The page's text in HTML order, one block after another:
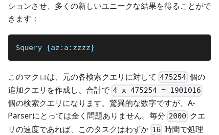
ションさせ、多くの新しいユニークな結果を得ることがで
きます：
$query {az:a:zzzz}
このマクロは、元の各検索クエリに対して 475254 個の
追加クエリを作成し、合計で 4 x 475254 = 1901016
個の検索クエリになります。驚異的な数字ですが、A-
Parserにとっては全く問題ありません。毎分 2000 クエ
リの速度であれば、このタスクはわずか 16 時間で処理